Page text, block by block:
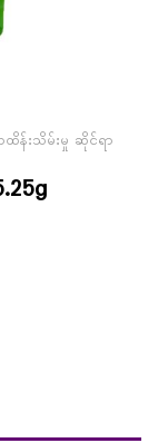
ထိန်းသိမ်းမှု ဆိုင်ရာ